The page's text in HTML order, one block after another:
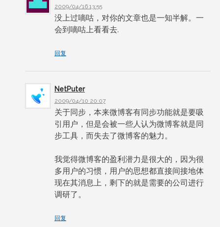
2009/04/16 13:55
没上过嘀咕，对你的文章也是一知半解。一
会到嘀咕上看看去.
回复
NetPuter
2009/04/10 20:07
关于同步，本来微博客有同步功能就是要吸
引用户，但是会被一些人认为微博客就是同
步工具，而失去了微博客的魅力。
我觉得微博客的盈利潜力是很大的，因为很
多用户的习惯，用户的思想都直接间接地体
现在其消息上，剩下的就是需要的公司进行
调研了。
回复